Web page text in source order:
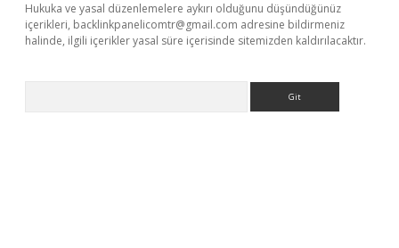
Hukuka ve yasal düzenlemelere aykırı olduğunu düşündüğünüz
içerikleri, backlinkpanelicomtr@gmail.com adresine bildirmeniz
halinde, ilgili içerikler yasal süre içerisinde sitemizden kaldırılacaktır.